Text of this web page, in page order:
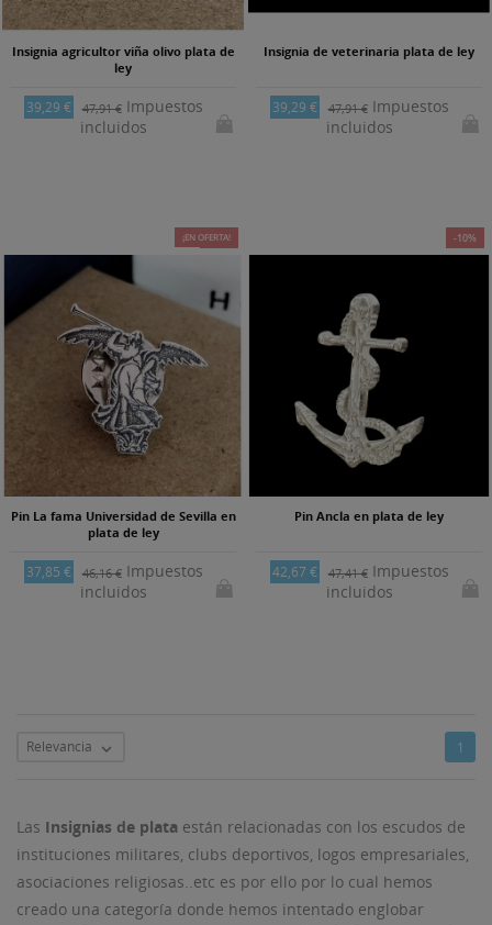
Insignia agricultor viña olivo plata de
ley
39,29 € 47,91 €Impuestos
incluidos
Insignia de veterinaria plata de ley
39,29 € 47,91 €Impuestos
incluidos
-18%
¡EN OFERTA!
Pin La fama Universidad de Sevilla en
plata de ley
37,85 € 46,16 €Impuestos
incluidos
-10%
Pin Ancla en plata de ley
42,67 € 47,41 €Impuestos
incluidos
Relevancia  1
Las Insignias de plata están relacionadas con los escudos de
instituciones militares, clubs deportivos, logos empresariales,
asociaciones religiosas..etc es por ello por lo cual hemos
creado una categoría donde hemos intentado englobar